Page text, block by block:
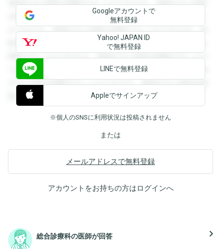
登録すると回答を閲覧することができます。登録すると回答
を閲覧することができます。登録すると回答を閲覧すること
ができます。登録すると回答を閲覧することができます。登
録すると回答を閲覧することができます。登録すると回答を
閲覧することができます。登録すると回答を閲覧することが
できます。登録すると回答を閲覧することができます。登録
すると回答を閲覧することができます。登録すると回答を閲
覧することができます。
Googleアカウントで
無料登録
Yahoo! JAPAN ID
で無料登録
LINEで無料登録
Appleでサインアップ
※個人のSNSに利用状況は投稿されません
または
メールアドレスで無料登録
アカウントをお持ちの方はログインへ
総合診療科の医師が回答 navigate_next